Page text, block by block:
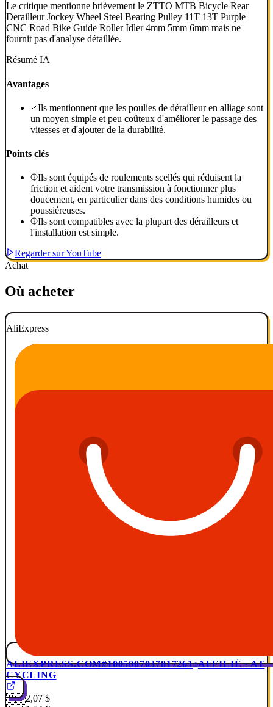
Le critique mentionne brièvement le ZTTO MTB Bicycle Rear
Derailleur Jockey Wheel Steel Bearing Pulley 11T 13T Purple
CNC Road Bike Guide Roller Idler 4mm 5mm 6mm mais ne
fournit pas d'analyse détaillée.
Résumé IA
Avantages
Ils mentionnent que les poulies de dérailleur en alliage sont
un moyen simple et peu coûteux d'améliorer le passage des
vitesses et d'ajouter de la durabilité.
Points clés
Ils sont équipés de roulements scellés qui réduisent la
friction et aident votre transmission à fonctionner plus
doucement, en particulier dans des conditions humides ou
poussiéreuses.
Ils sont compatibles avec la plupart des dérailleurs et
l'installation est simple.
Regarder sur YouTube
Achat
Où acheter
AliExpress
ALIEXPRESS.COM#1005007037817261 AFFILIÉ · AT
CYCLING
🇺🇸2,07 $